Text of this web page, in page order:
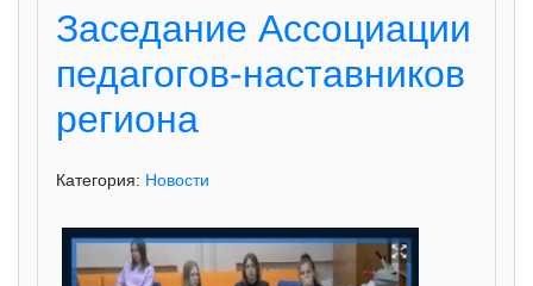
Заседание Ассоциации
педагогов-наставников
региона
Категория: Новости